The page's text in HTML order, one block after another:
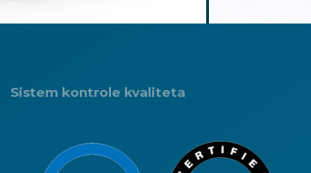
Sistem kontrole kvaliteta